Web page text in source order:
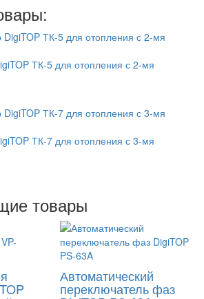
ТК-5 для отопления с 2-мя
ТК-7 для отопления с 3-мя
товары
Автоматический
переключатель фаз